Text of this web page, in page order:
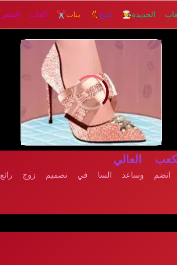
الجديدة👩‍🍳 طبخ 💃 بنات✂️ ألعاب الشعر
إلعــــب
العالي
انضم وساعد السا في تصميم زوج رائع